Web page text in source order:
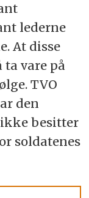
lederne
At disse
vare på
TVO
den
besitter
soldatenes